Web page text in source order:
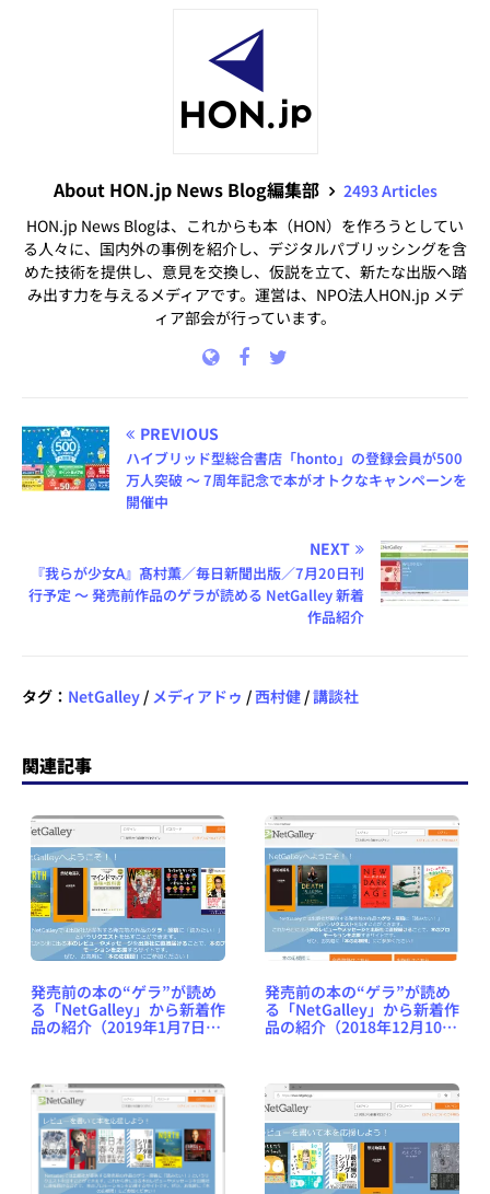
About HON.jp News Blog編集部
2493 Articles
HON.jp News Blogは、これからも本（HON）を作ろうとしてい
る人々に、国内外の事例を紹介し、デジタルパブリッシングを含
めた技術を提供し、意見を交換し、仮説を立て、新たな出版へ踏
み出す力を与えるメディアです。運営は、NPO法人HON.jp メデ
ィア部会が行っています。
PREVIOUS
ハイブリッド型総合書店「honto」の登録会員が500
万人突破 ～ 7周年記念で本がオトクなキャンペーンを
開催中
NEXT
『我らが少女A』髙村薫／毎日新聞出版／7月20日刊
行予定 ～ 発売前作品のゲラが読める NetGalley 新着
作品紹介
タグ： NetGalley / メディアドゥ /西村健 /講談社
関連記事
発売前の本の“ゲラ”が読め
る「NetGalley」から新着作
品の紹介（2019年1月7日
発売前の本の“ゲラ”が読め
る「NetGalley」から新着作
品の紹介（2018年12月10日